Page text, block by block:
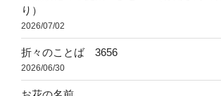
り）
2026/07/02
折々のことば 3656
2026/06/30